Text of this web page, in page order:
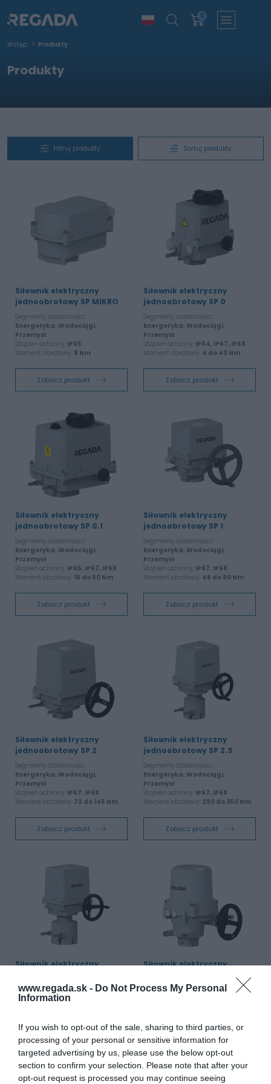
www.regada.sk - Do Not Process My Personal
Information
If you wish to opt-out of the sale, sharing to third parties, or
processing of your personal or sensitive information for
targeted advertising by us, please use the below opt-out
section to confirm your selection. Please note that after your
opt-out request is processed you may continue seeing
0
Wstęp Produkty
Produkty
Filtruj produkty Sortuj produkty
Siłownik elektryczny
jednoobrotowy SP MIKRO
Segmenty działalności:
Energeryka, Wodociągi,
Przemysł
Stopień ochrony: IP65
Moment obrotowy: 8 Nm
Zobacz produkt
Siłownik elektryczny
jednoobrotowy SP 0
Segmenty działalności:
Energeryka, Wodociągi,
Przemysł
Stopień ochrony: IP54, IP67, IP68
Moment obrotowy: 4 do 40 Nm
Zobacz produkt
Siłownik elektryczny
jednoobrotowy SP 0.1
Segmenty działalności:
Energeryka, Wodociągi,
Przemysł
Stopień ochrony: IP65, IP67, IP68
Moment obrotowy: 16 do 50 Nm
Zobacz produkt
Siłownik elektryczny
jednoobrotowy SP 1
Segmenty działalności:
Energeryka, Wodociągi,
Przemysł
Stopień ochrony: IP67, IP68
Moment obrotowy: 46 do 90 Nm
Zobacz produkt
Siłownik elektryczny
jednoobrotowy SP 2
Segmenty działalności:
Energeryka, Wodociągi,
Przemysł
Stopień ochrony: IP67, IP68
Moment obrotowy: 72 do 145 Nm
Zobacz produkt
Siłownik elektryczny
jednoobrotowy SP 2.3
Segmenty działalności:
Energeryka, Wodociągi,
Przemysł
Stopień ochrony: IP67, IP68
Moment obrotowy: 290 do 350 Nm
Zobacz produkt
Siłownik elektryczny
Segmenty działalności:
Energeryka, Wodociągi,
Moment obrotowy:575 do 650 Nm
Zobacz produkt
Siłownik elektryczny
Segmenty działalności:
Moment obrotowy: 22 do 170 Nm
Zobacz produkt